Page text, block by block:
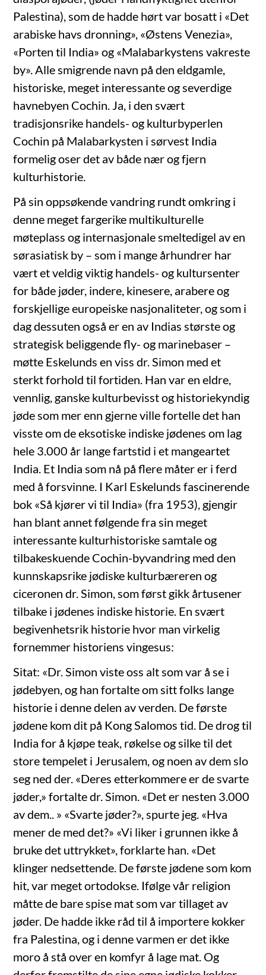
Palestina), som de hadde hørt var bosatt i «Det
arabiske havs dronning», «Østens Venezia»,
«Porten til India» og «Malabarkystens vakreste
by». Alle smigrende navn på den eldgamle,
historiske, meget interessante og severdige
havnebyen Cochin. Ja, i den svært
tradisjonsrike handels- og kulturbyperlen
Cochin på Malabarkysten i sørvest India
formelig oser det av både nær og fjern
kulturhistorie.
På sin oppsøkende vandring rundt omkring i
denne meget fargerike multikulturelle
møteplass og internasjonale smeltedigel av en
sørasiatisk by – som i mange århundrer har
vært et veldig viktig handels- og kultursenter
for både jøder, indere, kinesere, arabere og
forskjellige europeiske nasjonaliteter, og som i
dag dessuten også er en av Indias største og
strategisk beliggende fly- og marinebaser –
møtte Eskelunds en viss dr. Simon med et
sterkt forhold til fortiden. Han var en eldre,
vennlig, ganske kulturbevisst og historiekyndig
jøde som mer enn gjerne ville fortelle det han
visste om de eksotiske indiske jødenes om lag
hele 3.000 år lange fartstid i et mangeartet
India. Et India som nå på flere måter er i ferd
med å forsvinne. I Karl Eskelunds fascinerende
bok «Så kjører vi til India» (fra 1953), gjengir
han blant annet følgende fra sin meget
interessante kulturhistoriske samtale og
tilbakeskuende Cochin-byvandring med den
kunnskapsrike jødiske kulturbæreren og
ciceronen dr. Simon, som først gikk årtusener
tilbake i jødenes indiske historie. En svært
begivenhetsrik historie hvor man virkelig
fornemmer historiens vingesus:
Sitat: «Dr. Simon viste oss alt som var å se i
jødebyen, og han fortalte om sitt folks lange
historie i denne delen av verden. De første
jødene kom dit på Kong Salomos tid. De drog til
India for å kjøpe teak, røkelse og silke til det
store tempelet i Jerusalem, og noen av dem slo
seg ned der. «Deres etterkommere er de svarte
jøder,» fortalte dr. Simon. «Det er nesten 3.000
av dem.. » «Svarte jøder?», spurte jeg. «Hva
mener de med det?» «Vi liker i grunnen ikke å
bruke det uttrykket», forklarte han. «Det
klinger nedsettende. De første jødene som kom
hit, var meget ortodokse. Ifølge vår religion
måtte de bare spise mat som var tillaget av
jøder. De hadde ikke råd til å importere kokker
fra Palestina, og i denne varmen er det ikke
moro å stå over en komfyr å lage mat. Og